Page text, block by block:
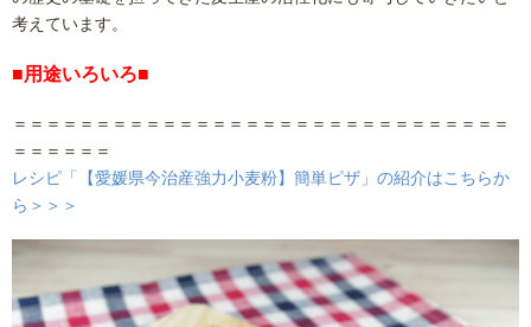
考えています。
■用途いろいろ■
＝＝＝＝＝＝＝＝＝＝＝＝＝＝＝＝＝＝＝＝＝＝＝＝＝＝＝＝＝＝
＝＝＝＝＝＝
レシピ「【愛媛県今治産強力小麦粉】簡単ピザ」の紹介はこちらか
ら＞＞＞